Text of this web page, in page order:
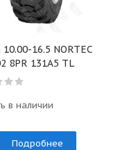
16.5 NORTEC
8PR 131A5 TL
в наличии
Подробнее